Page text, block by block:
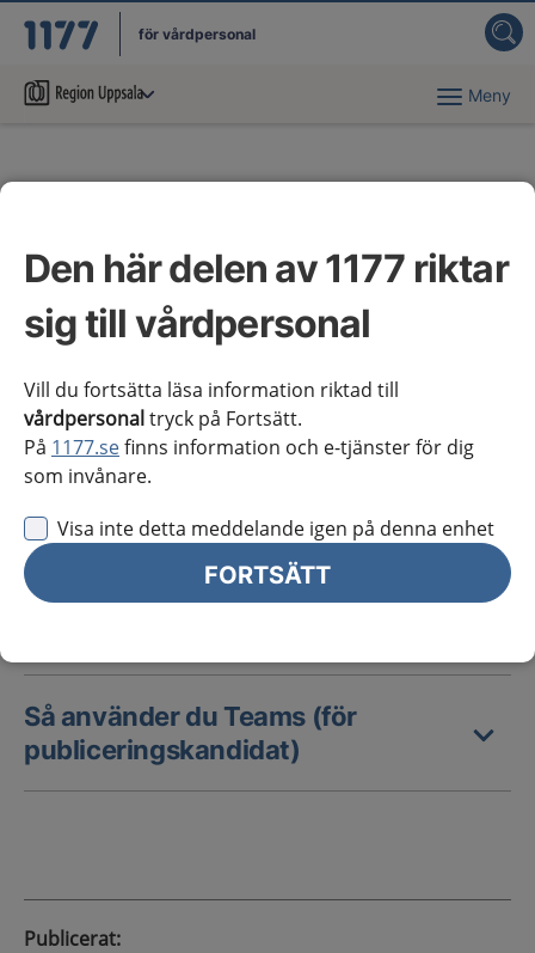
Den här delen av 1177 riktar
sig till vårdpersonal
Vill du fortsätta läsa information riktad till
vårdpersonaltryck på Fortsätt.
På 1177.sefinns information och e-tjänster för dig
som invånare.
Visa inte detta meddelande igen på denna enhet
FORTSÄTT
för vårdpersonal
Du har valt region Meny
redaktörer
Information om digitala nätverksträffar och
Öppet hus samt om publiceringsverktyget
Optimizely.
Digitalt Öppet hus (drop in)
Digitala nätverksträffar
Så använder du Teams (för
publiceringskandidat)
Publicerat: